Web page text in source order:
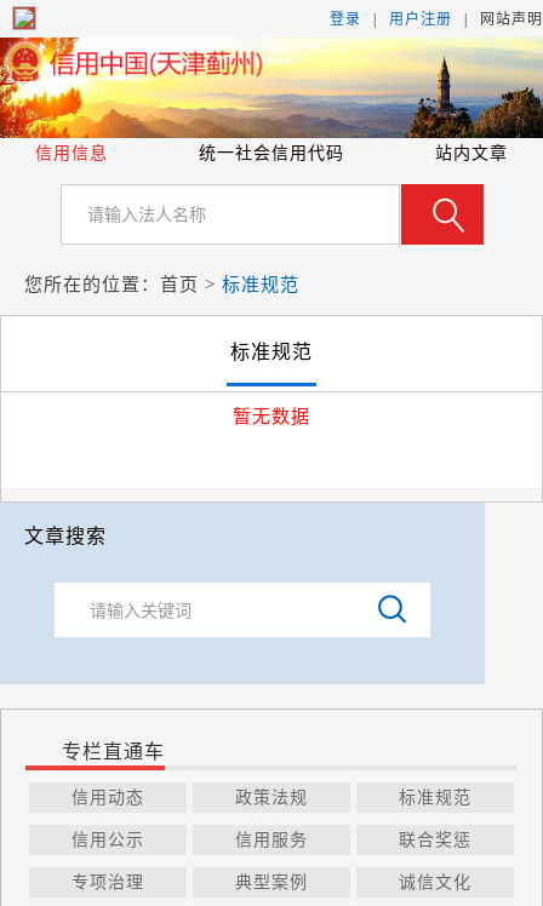
登录 用户注册 网 站声 明
信用信息 统一社会信用代码 站内文章
您所在的位置： 首页 > 标准规范
标准规范
暂无数据
文章搜索
专栏直通车
信用动态 政策法规 标准规范
信用公示 信用服务 联合奖惩
专项治理 典型案例 诚信文化